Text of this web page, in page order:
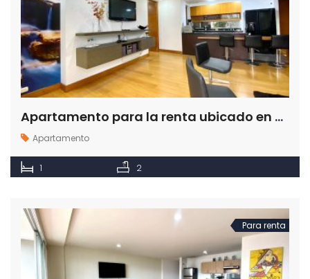
Apartamento para la renta ubicado en Milla de Oro en Medellín
Apartamento
1 2
Para renta